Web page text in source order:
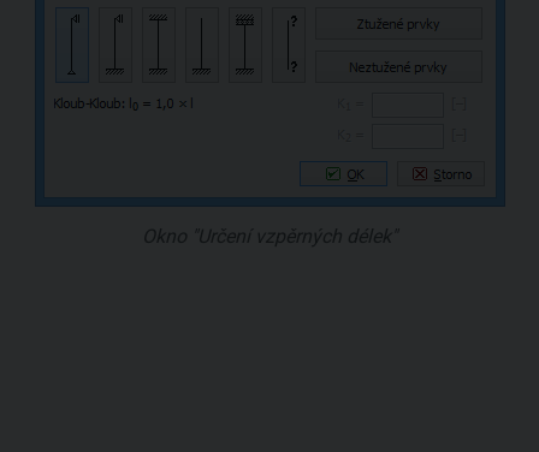
Okno "Určení vzpěrných délek"